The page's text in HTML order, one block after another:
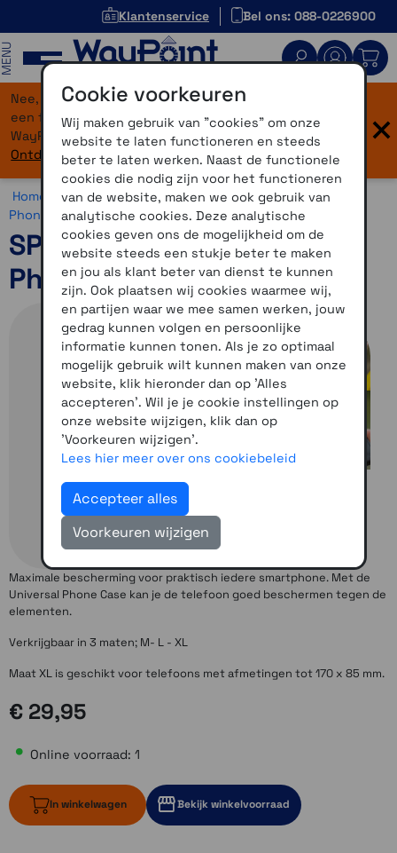
Klantenservice Bel ons: 088-0226900
Nee, je bent niet verdwaald! Onze website heeft
een flinke upgrade gekregen. Dezelfde vertrouwde
WayPoint-service, maar dan in een modern jasje.
Ontdek hier wat er allemaal nieuw is.
×
Home >Motor >Smartphone > SP Connect >SP Connect
Phone Case >SP Connect Universeel
SP Connect Universal
Phone Case maat XL SPC+
Maximale bescherming voor praktisch iedere smartphone. Met de
Universal Phone Case kan je de telefoon goed beschermen tegen de
elementen.
Verkrijgbaar in 3 maten; M- L - XL
Maat XL is geschikt voor telefoons met afmetingen tot 170 x 85 mm.
€ 29,95
Online voorraad: 1
In winkelwagen Bekijk winkelvoorraad
Cookie voorkeuren
Wij maken gebruik van "cookies" om onze
website te laten functioneren en steeds
beter te laten werken. Naast de functionele
cookies die nodig zijn voor het functioneren
van de website, maken we ook gebruik van
analytische cookies. Deze analytische
cookies geven ons de mogelijkheid om de
website steeds een stukje beter te maken
en jou als klant beter van dienst te kunnen
zijn. Ook plaatsen wij cookies waarmee wij,
en partijen waar we mee samen werken, jouw
gedrag kunnen volgen en persoonlijke
informatie kunnen tonen. Als je zo optimaal
mogelijk gebruik wilt kunnen maken van onze
website, klik hieronder dan op 'Alles
accepteren'. Wil je je cookie instellingen op
onze website wijzigen, klik dan op
'Voorkeuren wijzigen'.
Lees hier meer over ons cookiebeleid
Accepteer alles
Voorkeuren wijzigen